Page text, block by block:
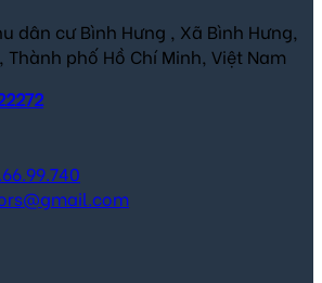
dân cư Bình Hưng , Xã Bình Hưng,
Thành phố Hồ Chí Minh, Việt Nam